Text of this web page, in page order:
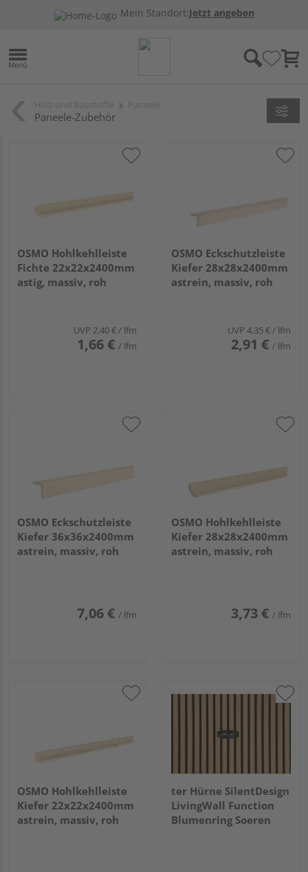
Mein Standort:Jetzt angeben
Paneele-Zubehör
OSMO Hohlkehlleiste
Fichte 22x22x2400mm
astig, massiv, roh
UVP 2,40 €/ lfm
1,66 € / lfm
OSMO Eckschutzleiste
Kiefer 28x28x2400mm
astrein, massiv, roh
UVP 4,35 €/ lfm
2,91 € / lfm
OSMO Eckschutzleiste
Kiefer 36x36x2400mm
astrein, massiv, roh
7,06 € / lfm
OSMO Hohlkehlleiste
Kiefer 28x28x2400mm
astrein, massiv, roh
3,73 € / lfm
OSMO Hohlkehlleiste
Kiefer 22x22x2400mm
astrein, massiv, roh
ter Hürne SilentDesign
LivingWall Function
Blumenring Soeren